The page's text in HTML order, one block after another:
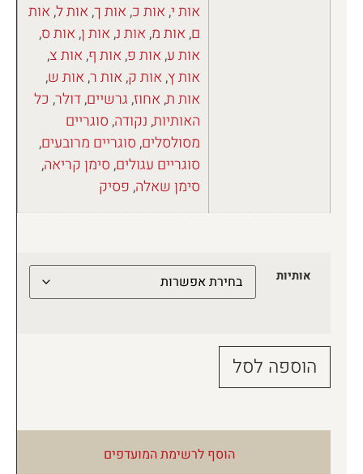
אות י,אות כ,אות ך,אות ל,אות
ם,אות מ,אות נ,אות ן,אות ס,
אות ע,אות פ,אות ף,אות צ,
אות ץ,אות ק,אות ר,אות ש,
אות ת,אחוז,גרשיים,דולר, כל
האותיות,נקודה,סוגריים
מסולסלים,סוגריים מרובעים,
סוגריים עגולים,סימן קריאה,
סימן שאלה,פסיק
אותיות
הוספה לסל
הוסף לרשימת המועדפים